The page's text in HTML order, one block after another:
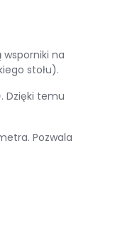
wsporniki na
stołu).
. Dzięki temu
Pozwala